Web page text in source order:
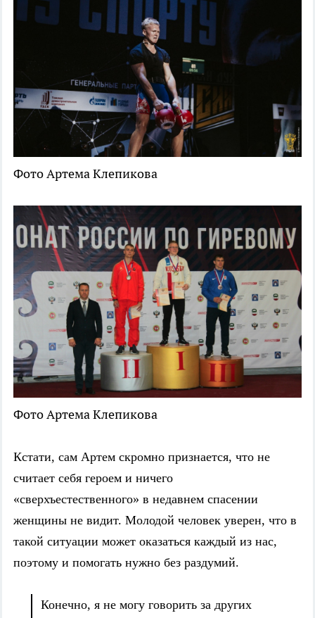
Фото Артема Клепикова
Фото Артема Клепикова
Кстати, сам Артем скромно признается, что не
считает себя героем и ничего
«сверхъестественного» в недавнем спасении
женщины не видит. Молодой человек уверен, что в
такой ситуации может оказаться каждый из нас,
поэтому и помогать нужно без раздумий.
Конечно, я не могу говорить за других